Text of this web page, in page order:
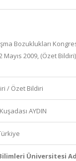
Bozuklukları
Mayıs 2009, (Özet Bildiri)
/ Özet Bildiri
Kuşadası AYDIN
Üniversitesi